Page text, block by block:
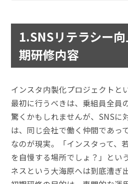
1.SNSリテラシー
期研修内容
インスタ内製化プロジェクトと
最初に行うべきは、乗組員全員
驚くかもしれませんが、SNSに
は、同じ会社で働く仲間であっ
なのが現実。「インスタって、
を自慢する場所でしょ？」とい
ネスという大海原へは到底漕ぎ